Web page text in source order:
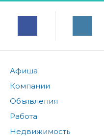
Афиша
Компании
Объявления
Работа
Недвижимость